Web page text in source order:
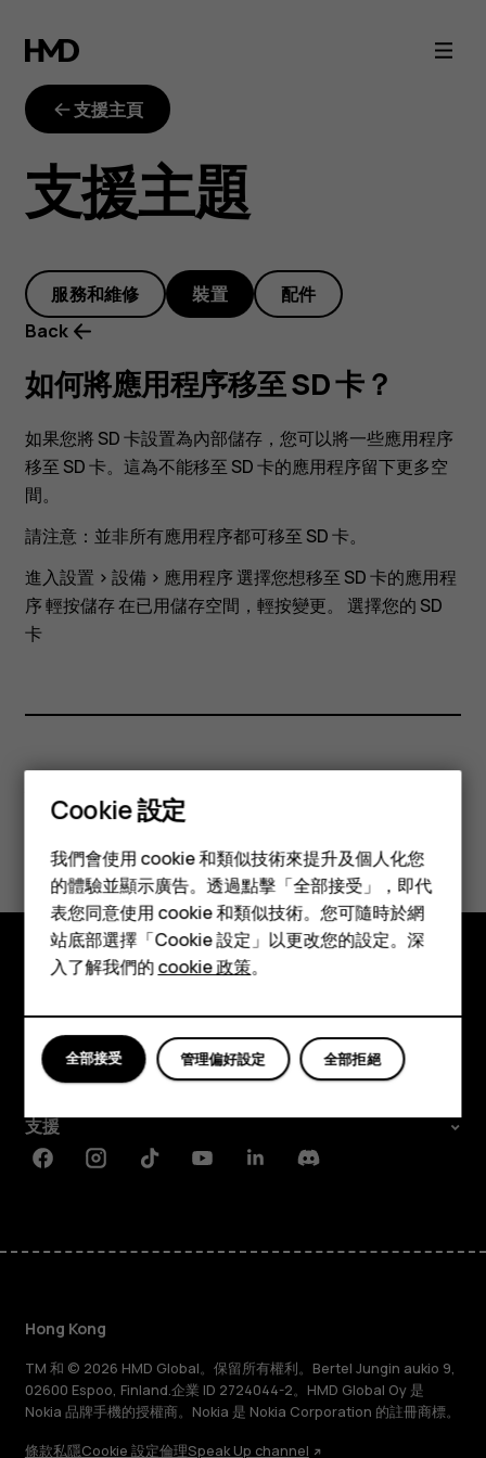
如
何
將
應
用
程
序
移
至
SD
卡？
智慧型手機
功能型手機
配件
平板電腦
支援主頁
支援主題
服務和維修 裝置
配件
Back
如何將應用程序移至 SD 卡？
如果您將 SD 卡設置為內部儲存，您可以將一些應用程序
移至 SD 卡。這為不能移至 SD 卡的應用程序留下更多空
間。
請注意：並非所有應用程序都可移至 SD 卡。
進入設置 > 設備 > 應用程序 選擇您想移至 SD 卡的應用程
序 輕按儲存 在已用儲存空間，輕按變更。 選擇您的 SD
卡
關於
Planet and people
支援
FacebookInstagramTiktokYoutubeLinkedinDiscord
Hong Kong
TM 和 © 2026 HMD Global。保留所有權利。Bertel Jungin aukio 9,
02600 Espoo, Finland.企業 ID 2724044-2。HMD Global Oy 是
Nokia 品牌手機的授權商。Nokia 是 Nokia Corporation 的註冊商標。
條款私隱Cookie 設定倫理Speak Up channel
Cookie 設定
我們會使用 cookie 和類似技術來提升及個人化您
的體驗並顯示廣告。透過點擊「全部接受」，即代
表您同意使用 cookie 和類似技術。您可隨時於網
站底部選擇「Cookie 設定」以更改您的設定。深
入了解我們的cookie 政策。
全部拒絕
管理偏好設定
全部接受